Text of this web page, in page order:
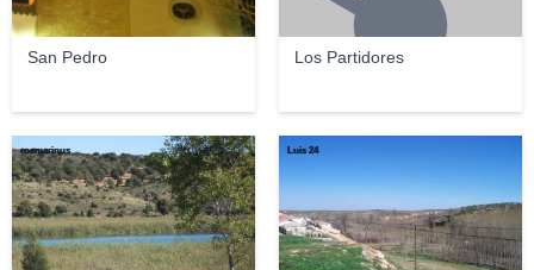
San Pedro Los Partidores
rosmarinus Luis 24